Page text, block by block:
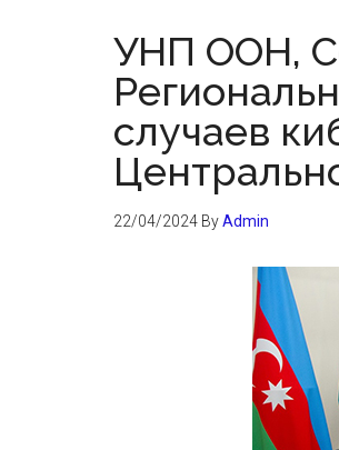
УНП ООН,
случаев
22/04/2024 ByAdmin